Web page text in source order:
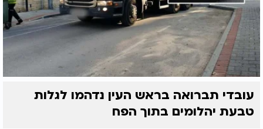
עובדי תברואה בראש העין נדהמו לגלות
טבעת יהלומים בתוך הפח